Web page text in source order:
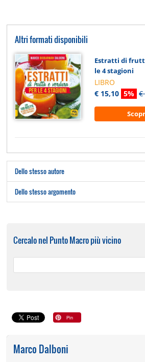
Altri formati disponibili
Estratti di
le 4 stagioni
LIBRO
€ 15,10 5% €
Dello stesso autore
Dello stesso argomento
Cercalo nel Punto Macro più vicino
Marco Dalboni